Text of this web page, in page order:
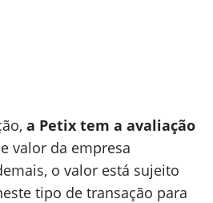
a Petix tem a avaliação
valor da empresa
o valor está sujeito
tipo de transação para